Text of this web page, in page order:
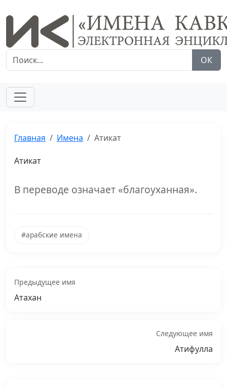
ОК
Главная Имена Атикат
Атикат
В переводе означает «благоуханная».
#арабские имена
Предыдущее имя
Атахан
Следующее имя
Атифулла